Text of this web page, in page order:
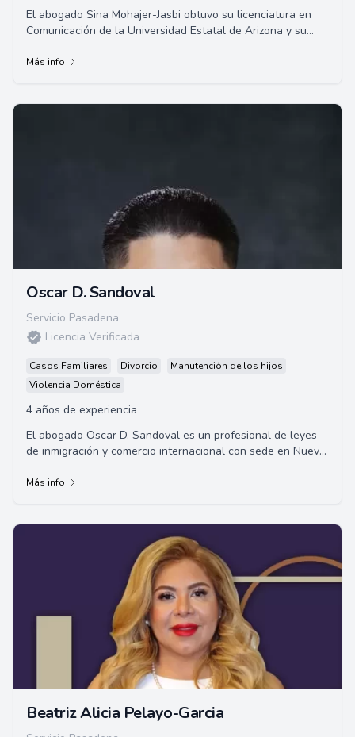
El abogado Sina Mohajer-Jasbi obtuvo su licenciatura en
Comunicación de la Universidad Estatal de Arizona y su
Más info
Oscar D. Sandoval
Servicio Pasadena
Licencia Verificada
Casos Familiares Divorcio
Manutención de los hijos
Violencia Doméstica
4 años de experiencia
El abogado Oscar D. Sandoval es un profesional de leyes
de inmigración y comercio internacional con sede en Nueva
Más info
Beatriz Alicia Pelayo-Garcia